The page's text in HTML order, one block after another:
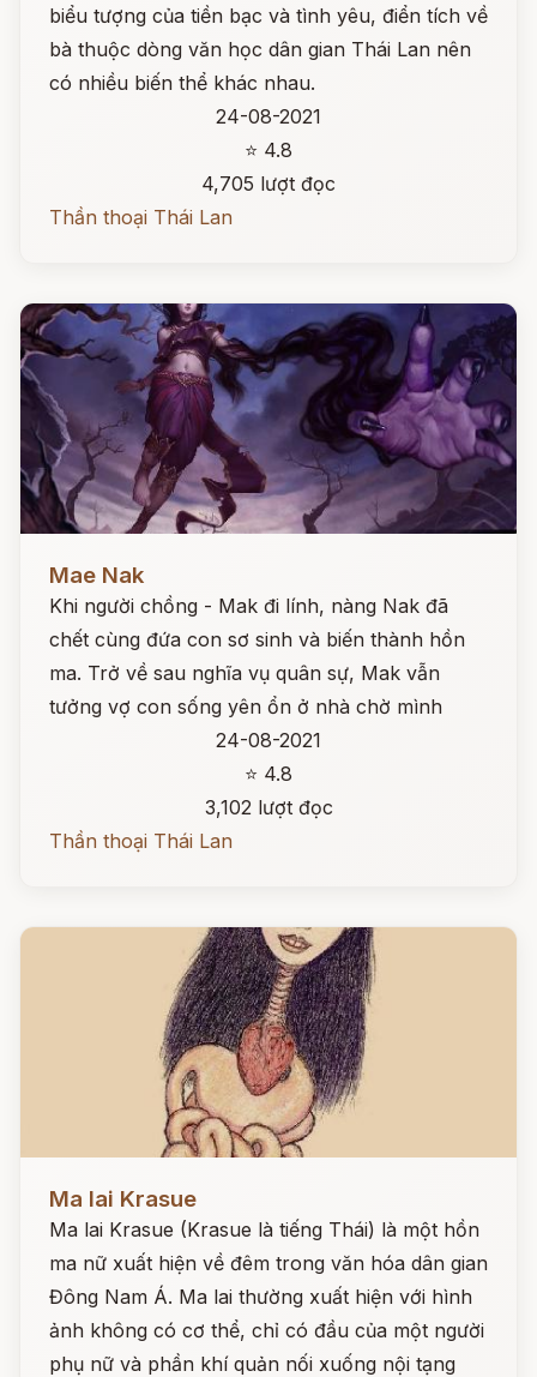
biểu tượng của tiền bạc và tình yêu, điển tích về
bà thuộc dòng văn học dân gian Thái Lan nên
có nhiều biến thể khác nhau.
24-08-2021
⭐ 4.8
4,705 lượt đọc
Thần thoại Thái Lan
Mae Nak
Khi người chồng - Mak đi lính, nàng Nak đã
chết cùng đứa con sơ sinh và biến thành hồn
ma. Trở về sau nghĩa vụ quân sự, Mak vẫn
tưởng vợ con sống yên ổn ở nhà chờ mình
24-08-2021
⭐ 4.8
3,102 lượt đọc
Thần thoại Thái Lan
Ma lai Krasue
Ma lai Krasue (Krasue là tiếng Thái) là một hồn
ma nữ xuất hiện về đêm trong văn hóa dân gian
Đông Nam Á. Ma lai thường xuất hiện với hình
ảnh không có cơ thể, chỉ có đầu của một người
phụ nữ và phần khí quản nối xuống nội tạng